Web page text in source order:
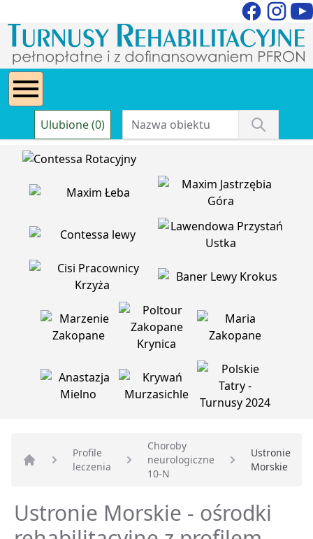
Ulubione (0)
Strona główna
Profile
leczenia
Choroby
neurologiczne
10-N
Ustronie
Morskie
Ustronie Morskie - ośrodki